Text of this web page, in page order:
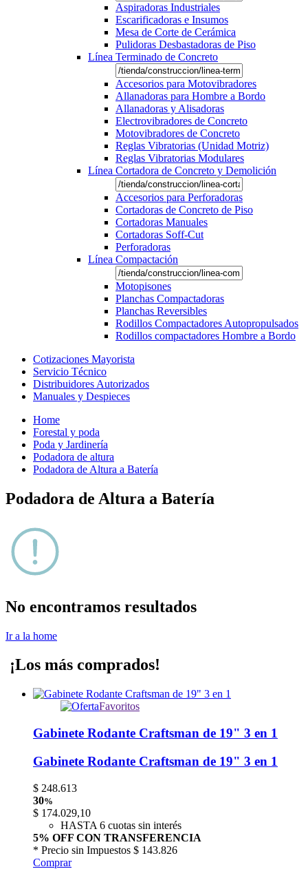
Aspiradoras Industriales
Escarificadoras e Insumos
Mesa de Corte de Cerámica
Pulidoras Desbastadoras de Piso
Línea Terminado de Concreto
Accesorios para Motovibradores
Allanadoras para Hombre a Bordo
Allanadoras y Alisadoras
Electrovibradores de Concreto
Motovibradores de Concreto
Reglas Vibratorias (Unidad Motriz)
Reglas Vibratorias Modulares
Línea Cortadora de Concreto y Demolición
Accesorios para Perforadoras
Cortadoras de Concreto de Piso
Cortadoras Manuales
Cortadoras Soff-Cut
Perforadoras
Línea Compactación
Motopisones
Planchas Compactadoras
Planchas Reversibles
Rodillos Compactadores Autopropulsados
Rodillos compactadores Hombre a Bordo
Cotizaciones Mayorista
Servicio Técnico
Distribuidores Autorizados
Manuales y Despieces
Home
Forestal y poda
Poda y Jardinería
Podadora de altura
Podadora de Altura a Batería
Podadora de Altura a Batería
No encontramos resultados
Ir a la home
¡Los más comprados!
Favoritos
Gabinete Rodante Craftsman de 19" 3 en 1
Gabinete Rodante Craftsman de 19" 3 en 1
$ 248.613
30%
$ 174.029,10
HASTA 6 cuotas sin interés
5% OFF CON TRANSFERENCIA
* Precio sin Impuestos $ 143.826
Comprar